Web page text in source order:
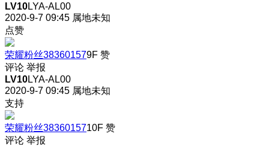
LV10LYA-AL00
2020-9-7 09:45 属地未知
点赞
荣耀粉丝383601579F 赞
评论 举报
LV10LYA-AL00
2020-9-7 09:45 属地未知
支持
荣耀粉丝3836015710F 赞
评论 举报